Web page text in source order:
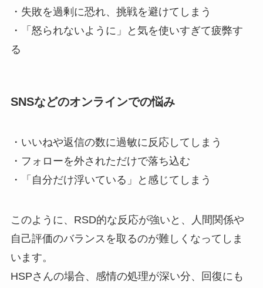
・失敗を過剰に恐れ、挑戦を避けてしまう
・「怒られないように」と気を使いすぎて疲弊す
る
SNSなどのオンラインでの悩み
・いいねや返信の数に過敏に反応してしまう
・フォローを外されただけで落ち込む
・「自分だけ浮いている」と感じてしまう
このように、RSD的な反応が強いと、人間関係や
自己評価のバランスを取るのが難しくなってしま
います。
HSPさんの場合、感情の処理が深い分、回復にも